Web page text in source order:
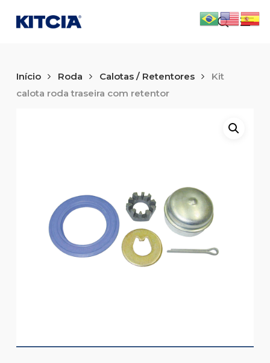
main
search
Início Roda Calotas / Retentores
Kit
calota roda traseira com retentor